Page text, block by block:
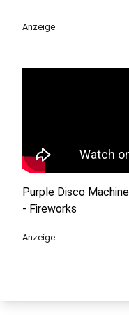
Anzeige
Purple Disco
- Fireworks
Anzeige